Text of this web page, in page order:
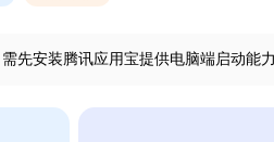
先安装腾讯应用宝提供电脑端启动能